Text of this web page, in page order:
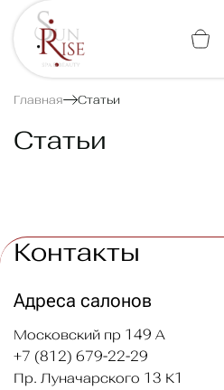
Главная Статьи
Статьи
Контакты
Адреса салонов
Московский пр 149 А
+7 (812) 679-22-29
Пр. Луначарского 13 К1